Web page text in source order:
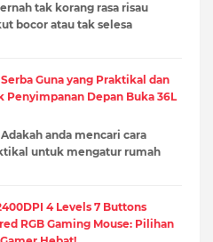
tak korang rasa risau
bocor atau tak selesa
Guna yang Praktikal dan
Penyimpanan Depan Buka 36L
anda mencari cara
untuk mengatur rumah
4 Levels 7 Buttons
RGB Gaming Mouse: Pilihan